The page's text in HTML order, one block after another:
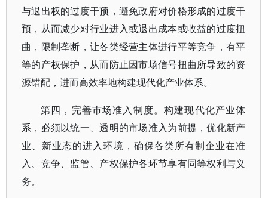
与退出权的过度干预，避免政府对价格形成的过度干
预，从而减少对行业进入或退出成本或收益的过度扭
曲，限制垄断，让各类经营主体进行平等竞争，有平
等的产权保护，从而防止因市场信号扭曲所导致的资
源错配，进而高效率地构建现代化产业体系。
第四，完善市场准入制度。构建现代化产业体
系，必须以统一、透明的市场准入为前提，优化新产
业、新业态的进入环境，确保各类所有制企业在准
入、竞争、监管、产权保护各环节享有同等权利与义
务。